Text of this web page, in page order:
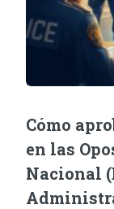
Cómo
en las
Nacional